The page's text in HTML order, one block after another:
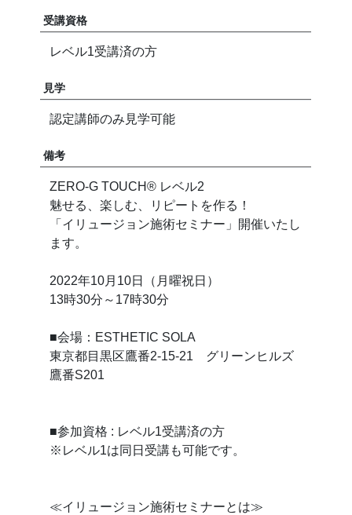
受講資格
レベル1受講済の方
見学
認定講師のみ見学可能
備考
ZERO-G TOUCH®︎ レベル2
魅せる、楽しむ、リピートを作る！
「イリュージョン施術セミナー」開催いたし
ます。
2022年10月10日（月曜祝日）
13時30分～17時30分
■会場：ESTHETIC SOLA
東京都目黒区鷹番2-15-21 グリーンヒルズ
鷹番S201
■参加資格 : レベル1受講済の方
※レベル1は同日受講も可能です。
≪イリュージョン施術セミナーとは≫